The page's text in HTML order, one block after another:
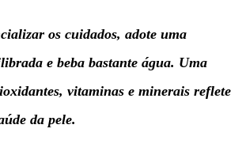
os cuidados, adote uma
e beba bastante água. Uma
vitaminas e minerais reflete
da pele.